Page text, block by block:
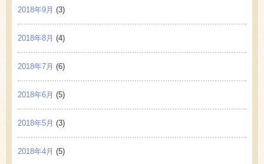
2018年9月 (3)
2018年8月 (4)
2018年7月 (6)
2018年6月 (5)
2018年5月 (3)
2018年4月 (5)